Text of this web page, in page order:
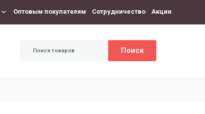
Оптовым покупателям Сотрудничество Акции
Поиск